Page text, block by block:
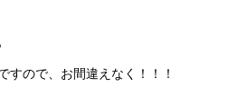
すので、お間違えなく！！！